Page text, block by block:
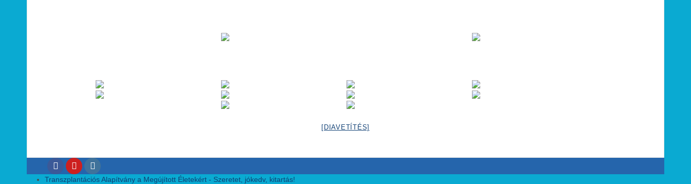
[DIAVETÍTÉS]
Transzplantációs Alapítvány a Megújított Életekért - Szeretet, jókedv, kitartás!